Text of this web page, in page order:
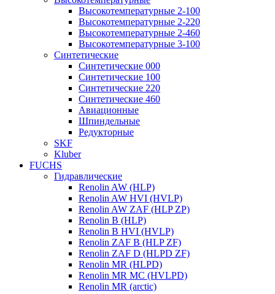
Высокотемпературные 2-100
Высокотемпературные 2-220
Высокотемпературные 2-460
Высокотемпературные 3-100
Синтетические
Синтетические 000
Синтетические 100
Синтетические 220
Синтетические 460
Авиационные
Шпиндельные
Редукторные
SKF
Kluber
FUCHS
Гидравлические
Renolin AW (HLP)
Renolin AW HVI (HVLP)
Renolin AW ZAF (HLP ZP)
Renolin B (HLP)
Renolin B HVI (HVLP)
Renolin ZAF B (HLP ZF)
Renolin ZAF D (HLPD ZF)
Renolin MR (HLPD)
Renolin MR MC (HVLPD)
Renolin MR (arctic)